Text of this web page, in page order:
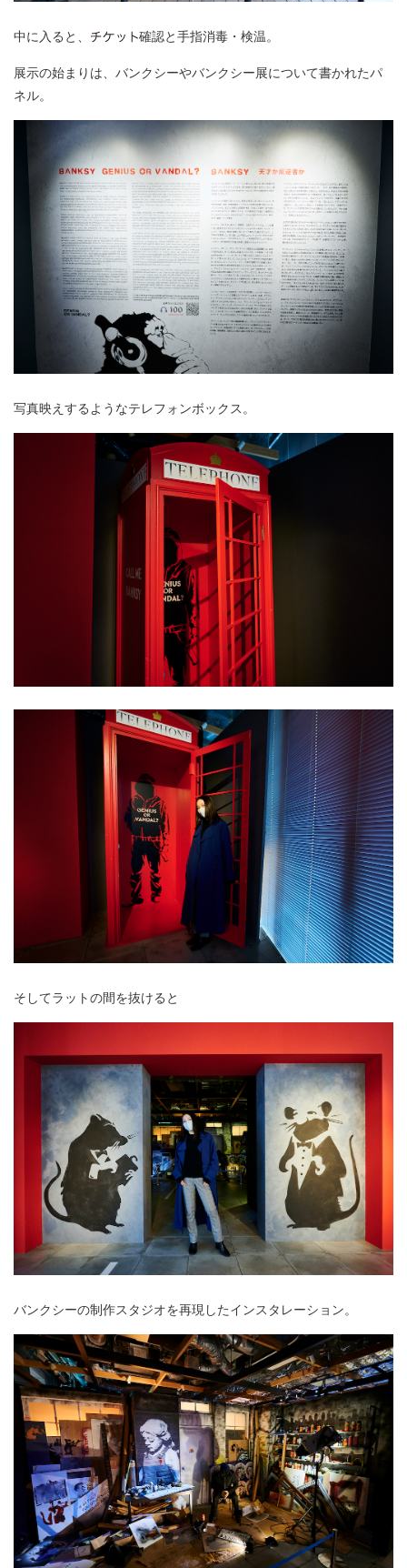
中に入ると、
確認と手指消毒・検温。
展示の始まりは、バンクシーやバンクシー展について書かれたパ
ネル。
写真映えするようなテレフォンボックス。
そしてラットの間を抜けると
バンクシーの制作スタジオを再現したインスタレーション。